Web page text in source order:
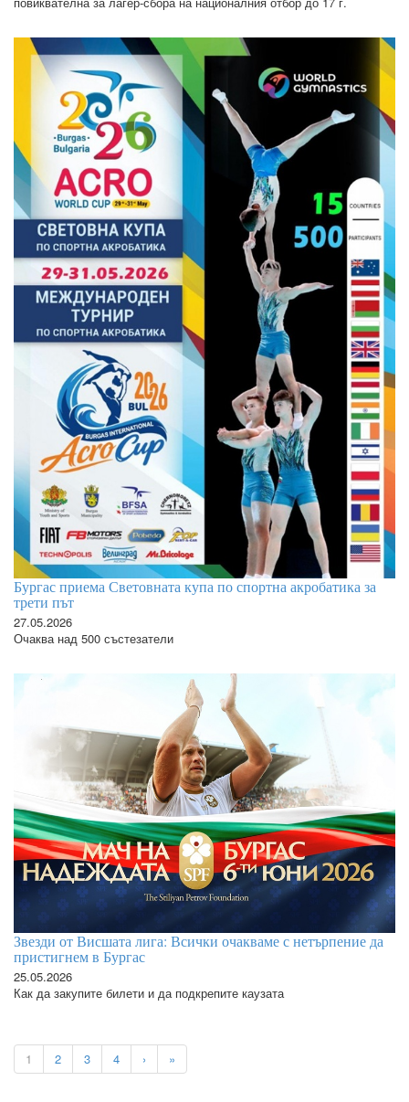
Бургас приема Световната купа по спортна акробатика за
трети път
27.05.2026
Очаква над 500 състезатели
Звезди от Висшата лига: Всички очакваме с нетърпение да
пристигнем в Бургас
25.05.2026
Как да закупите билети и да подкрепите каузата
1 2 3 4 › »